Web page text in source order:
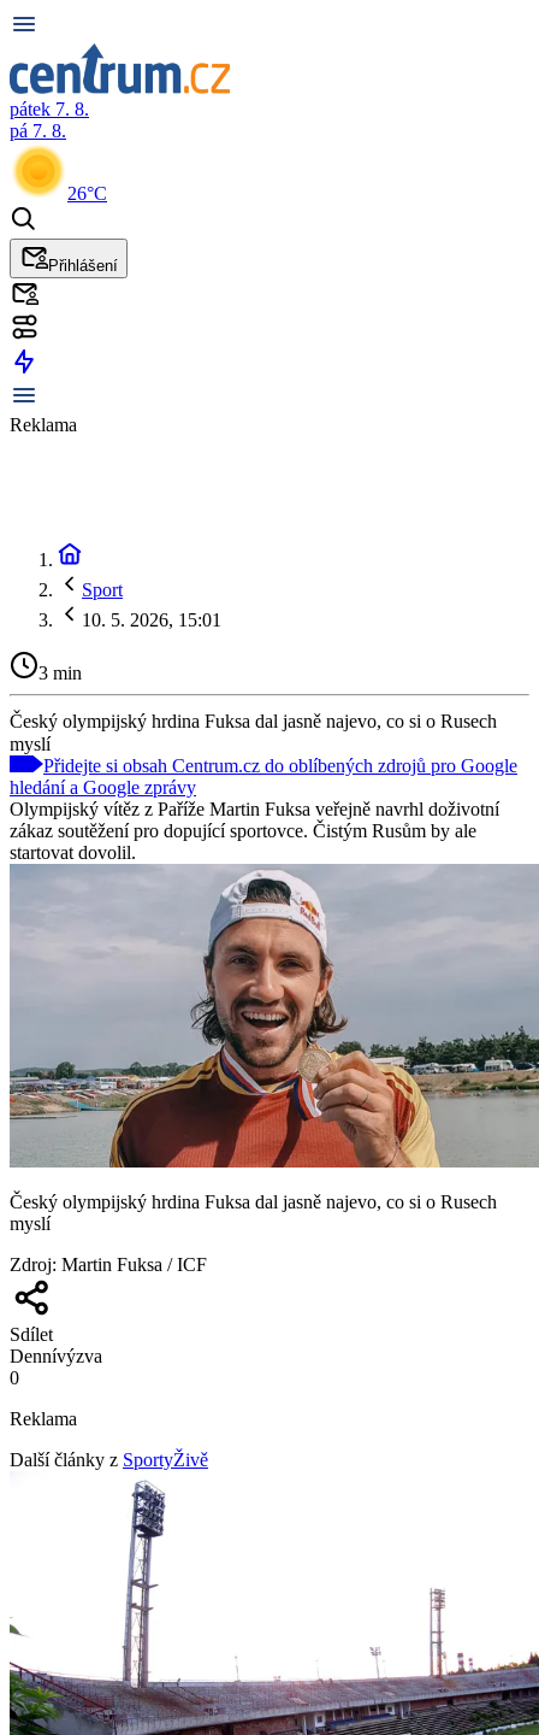
pátek 7. 8.
pá 7. 8.
26°C
Přihlášení
Reklama
Sport
10. 5. 2026, 15:01
3 min
Český olympijský hrdina Fuksa dal jasně najevo, co si o Rusech
myslí
Přidejte si obsah Centrum.cz do oblíbených zdrojů pro Google
hledání a Google zprávy
Olympijský vítěz z Paříže Martin Fuksa veřejně navrhl doživotní
zákaz soutěžení pro dopující sportovce. Čistým Rusům by ale
startovat dovolil.
Český olympijský hrdina Fuksa dal jasně najevo, co si o Rusech
myslí
Zdroj: Martin Fuksa / ICF
Sdílet
Dennívýzva
0
Reklama
Další články z SportyŽivě